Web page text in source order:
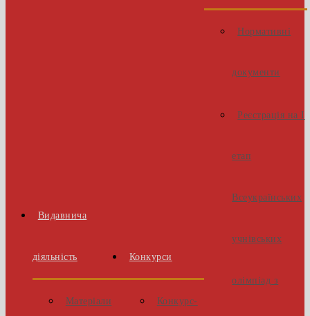
Видавнича
діяльність
Матеріали
Конкурси
Конкурс-
Нормативні
документи
Реєстрація на І
етап
Всеукраїнських
учнівських
олімпіад з